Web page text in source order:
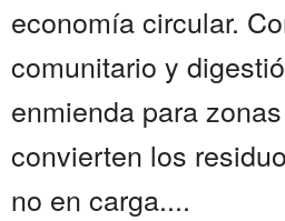
economía circular.
comunitario y
enmienda para
convierten los
no en carga....